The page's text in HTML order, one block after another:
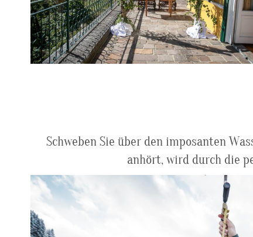
Schweben Sie über den imposanten
anhört, wird durch die